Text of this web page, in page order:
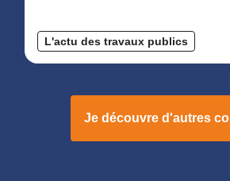
L'actu des travaux publics
Je découvre d'autres